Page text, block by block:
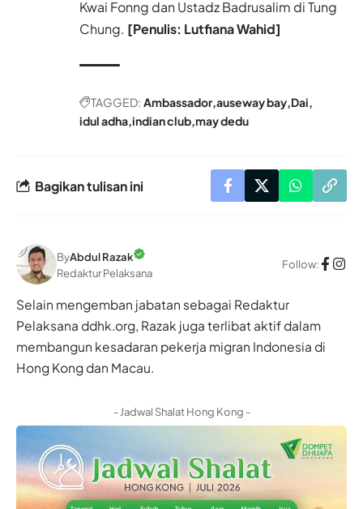
Kwai Fonng dan Ustadz Badrusalim di Tung
Chung. [Penulis: Lutfiana Wahid]
TAGGED: Ambassador auseway bay Dai
idul adha indian club may dedu
Bagikan tulisan ini
ByAbdul Razak
Redaktur Pelaksana
Follow:
Selain mengemban jabatan sebagai Redaktur
Pelaksana ddhk.org, Razak juga terlibat aktif dalam
membangun kesadaran pekerja migran Indonesia di
Hong Kong dan Macau.
- Jadwal Shalat Hong Kong -